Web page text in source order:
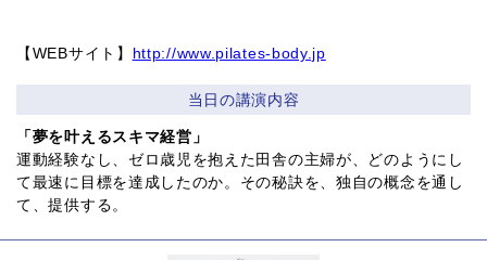
【WEBサイト】 http://www.pilates-body.jp
当日の講演内容
「夢を叶えるスキマ経営」
運動経験なし、ゼロ歳児を抱えた田舎の主婦が、どのようにし
て最速に目標を達成したのか。その秘訣を、独自の概念を通し
て、提供する。